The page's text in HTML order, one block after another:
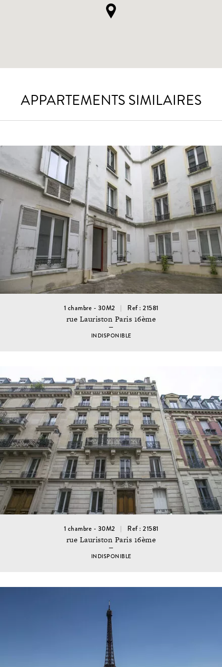
APPARTEMENTS SIMILAIRES
1 chambre - 30M2 Ref : 21581
rue Lauriston Paris 16ème
INDISPONIBLE
1 chambre - 30M2 Ref : 21581
rue Lauriston Paris 16ème
INDISPONIBLE